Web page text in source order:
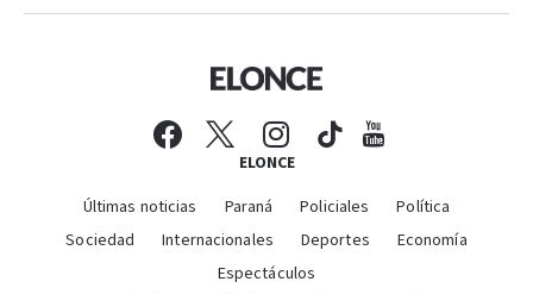
ELONCE
Últimas noticias Paraná Policiales
Política
Sociedad
Internacionales Deportes
Economía
Espectáculos